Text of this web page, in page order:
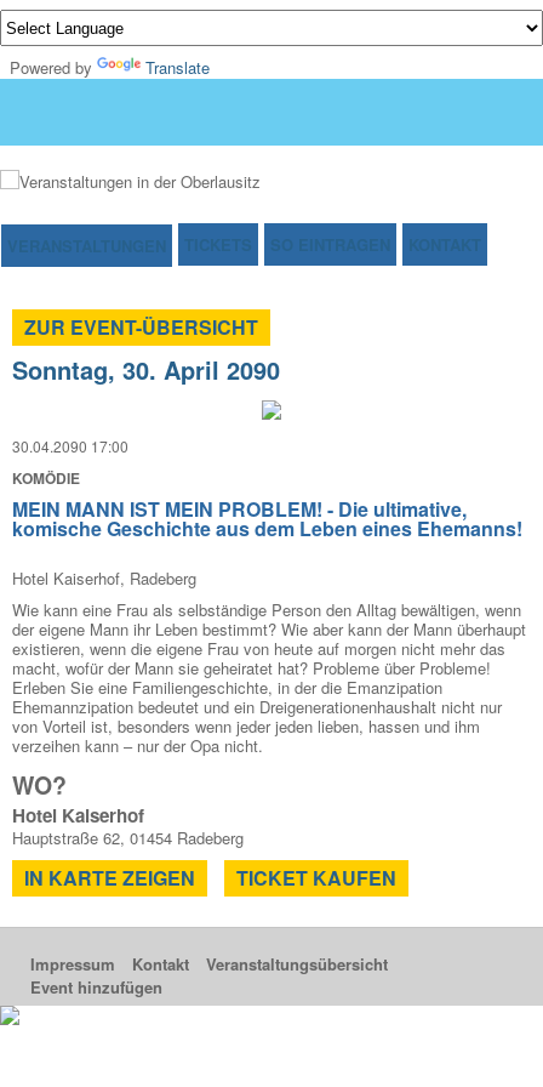
Powered by Translate
VERANSTALTUNGEN TICKETS SO EINTRAGEN KONTAKT
ZUR EVENT-ÜBERSICHT
Sonntag, 30. April 2090
30.04.2090 17:00
KOMÖDIE
MEIN MANN IST MEIN PROBLEM! - Die ultimative,
komische Geschichte aus dem Leben eines Ehemanns!
Hotel Kaiserhof, Radeberg
Wie kann eine Frau als selbständige Person den Alltag bewältigen, wenn
der eigene Mann ihr Leben bestimmt? Wie aber kann der Mann überhaupt
existieren, wenn die eigene Frau von heute auf morgen nicht mehr das
macht, wofür der Mann sie geheiratet hat? Probleme über Probleme!
Erleben Sie eine Familiengeschichte, in der die Emanzipation
Ehemannzipation bedeutet und ein Dreigenerationenhaushalt nicht nur
von Vorteil ist, besonders wenn jeder jeden lieben, hassen und ihm
verzeihen kann – nur der Opa nicht.
WO?
Hotel Kaiserhof
Hauptstraße 62, 01454 Radeberg
IN KARTE ZEIGEN TICKET KAUFEN
Impressum Kontakt
Veranstaltungsübersicht
Event hinzufügen